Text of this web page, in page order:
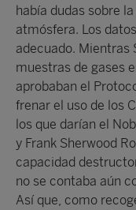
había dudas sobre
atmósfera. Los
adecuado. Mientras
muestras de gases
aprobaban el
frenar el uso de los
los que darían el
y Frank Sherwood
capacidad
no se contaba aún
Así que, como